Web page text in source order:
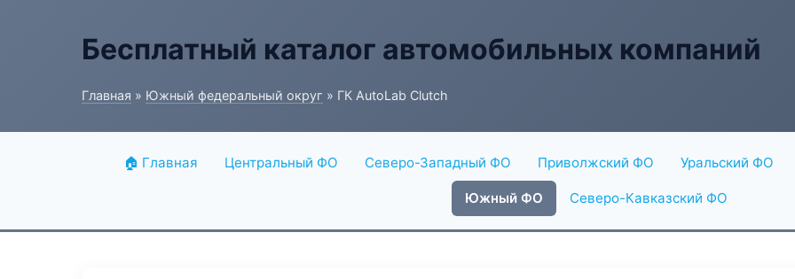
Бесплатный каталог автомобильных компаний
Главная » Южный федеральный округ » ГК AutoLab Clutch
🏠 Главная Центральный ФО Северо-Западный ФО Приволжский ФО Уральский ФО
Южный ФО Северо-Кавказский ФО